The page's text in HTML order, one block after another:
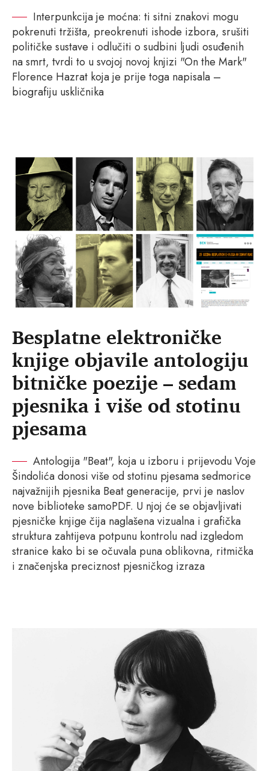
Interpunkcija je moćna: ti sitni znakovi mogu
pokrenuti tržišta, preokrenuti ishode izbora, srušiti
političke sustave i odlučiti o sudbini ljudi osuđenih
na smrt, tvrdi to u svojoj novoj knjizi "On the Mark"
Florence Hazrat koja je prije toga napisala –
biografiju uskličnika
Besplatne elektroničke
knjige objavile antologiju
bitničke poezije – sedam
pjesnika i više od stotinu
pjesama
Antologija "Beat", koja u izboru i prijevodu Voje
Šindolića donosi više od stotinu pjesama sedmorice
najvažnijih pjesnika Beat generacije, prvi je naslov
nove biblioteke samoPDF. U njoj će se objavljivati
pjesničke knjige čija naglašena vizualna i grafička
struktura zahtijeva potpunu kontrolu nad izgledom
stranice kako bi se očuvala puna oblikovna, ritmička
i značenjska preciznost pjesničkog izraza